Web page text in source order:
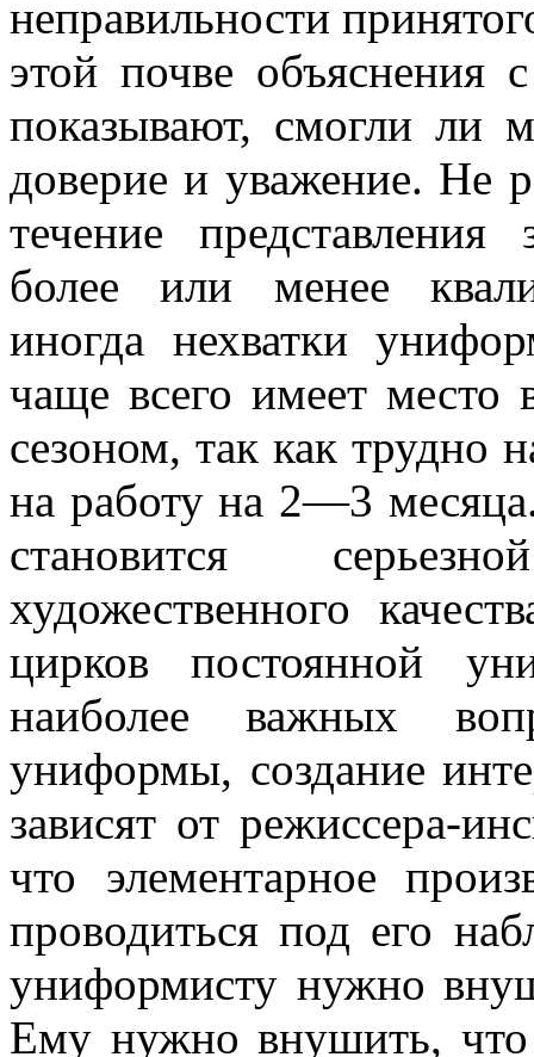
неправильности
этой почве объяснения
показывают, смогли ли
доверие и уважение. Не
течение представления
более или менее
иногда нехватки
чаще всего имеет место
сезоном, так как
на работу на 2—3
становится
художественного
цирков постоянной
наиболее важных
униформы, созда­ние
зависят от режиссера-
что элементарное
проводиться под его
униформисту нужно
Ему нужно внушить, что